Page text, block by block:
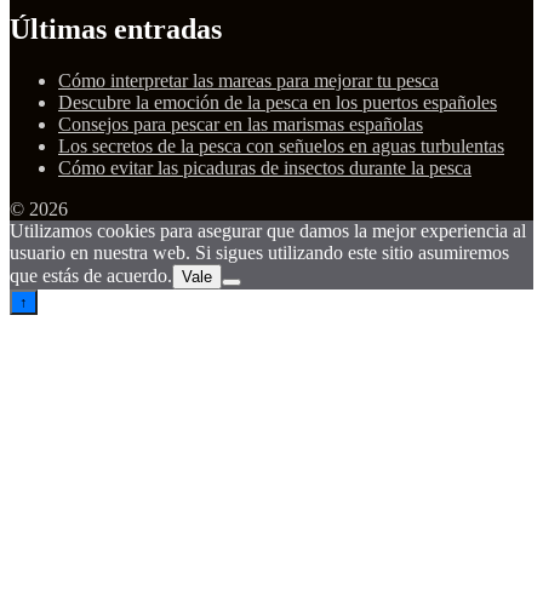
Últimas entradas
Cómo interpretar las mareas para mejorar tu pesca
Descubre la emoción de la pesca en los puertos españoles
Consejos para pescar en las marismas españolas
Los secretos de la pesca con señuelos en aguas turbulentas
Cómo evitar las picaduras de insectos durante la pesca
© 2026
Utilizamos cookies para asegurar que damos la mejor experiencia al
usuario en nuestra web. Si sigues utilizando este sitio asumiremos
que estás de acuerdo. Vale
↑